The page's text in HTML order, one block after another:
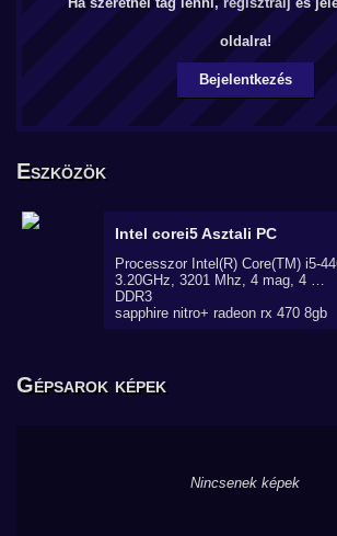
oldalra!
Bejelentkezés
Eszközök
Intel corei5Asztali PC
Processzor Intel(R) Core(TM) i5-
3.20GHz, 3201 Mhz, 4 mag, 4 …
DDR3
sapphire nitro+ radeon rx 470 8gb
Gépsarok képek
Nincsenek képek